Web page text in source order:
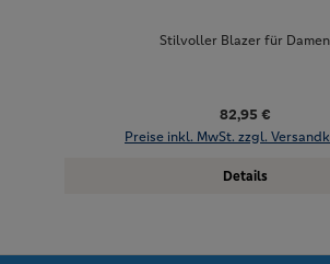
Stilvoller Blazer für Damen
82,95 €
Preise inkl. MwSt. zzgl.
Details